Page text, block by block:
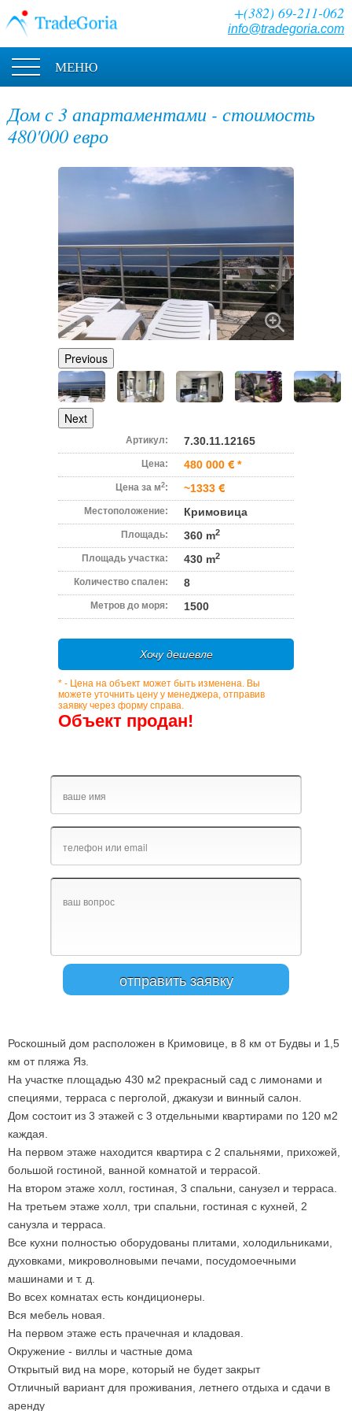
+(382) 69-211-062
info@tradegoria.com
МЕНЮ
Дом с 3 апартаментами - стоимость
480'000 евро
Previous
Next
Артикул: 7.30.11.12165
Цена: 480 000 *
Цена за м2: ~1333
Местоположение: Кримовица
Площадь: 360 m2
Площадь участка: 430 m2
Количество спален: 8
Метров до моря: 1500
Хочу дешевле
* - Цена на объект может быть изменена. Вы
можете уточнить цену у менеджера, отправив
заявку через форму справа.
Объект продан!
Роскошный дом расположен в Кримовице, в 8 км от Будвы и 1,5
км от пляжа Яз.
На участке площадью 430 м2 прекрасный сад с лимонами и
специями, терраса с перголой, джакузи и винный салон.
Дом состоит из 3 этажей с 3 отдельными квартирами по 120 м2
каждая.
На первом этаже находится квартира с 2 спальнями, прихожей,
большой гостиной, ванной комнатой и террасой.
На втором этаже холл, гостиная, 3 спальни, санузел и терраса.
На третьем этаже холл, три спальни, гостиная с кухней, 2
санузла и терраса.
Все кухни полностью оборудованы плитами, холодильниками,
духовками, микроволновыми печами, посудомоечными
машинами и т. д.
Во всех комнатах есть кондиционеры.
Вся мебель новая.
На первом этаже есть прачечная и кладовая.
Окружение - виллы и частные дома
Открытый вид на море, который не будет закрыт
Отличный вариант для проживания, летнего отдыха и сдачи в
аренду